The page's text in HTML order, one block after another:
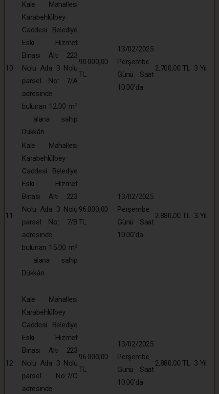
10
Kale Mahallesi
Karabehlülbey
Caddesi Belediye
Eski Hizmet
Binası Altı 223
Nolu Ada 3 Nolu
parsel No: 7/A
adresinde
bulunan 12.00 m²
alana sahip
Dükkân
90.000,00
TL
13/02/2025
Perşembe
Günü Saat
10:00’da
2.700,00 TL 3 Yıl
11
Kale Mahallesi
Karabehlülbey
Caddesi Belediye
Eski Hizmet
Binası Altı 223
Nolu Ada 3 Nolu
parsel No: 7/B
adresinde
bulunan 15.00 m²
alana sahip
Dükkân
96.000,00
TL
13/02/2025
Perşembe
Günü Saat
10:00’da
2.880,00 TL 3 Yıl
12
Kale Mahallesi
Karabehlülbey
Caddesi Belediye
Eski Hizmet
Binası Altı 223
Nolu Ada 3 Nolu
parsel No:7/C
adresinde
96.000,00
TL
13/02/2025
Perşembe
Günü Saat
10:00’da
2.880,00 TL 3 Yıl